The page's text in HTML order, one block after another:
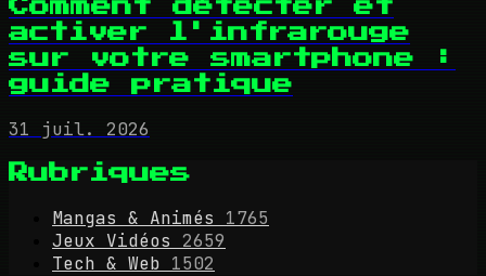
Comment détecter et
activer l'infrarouge
sur votre smartphone :
guide pratique
31 juil. 2026
Rubriques
Mangas & Animés
1765
Jeux Vidéos
2659
Tech & Web 1502